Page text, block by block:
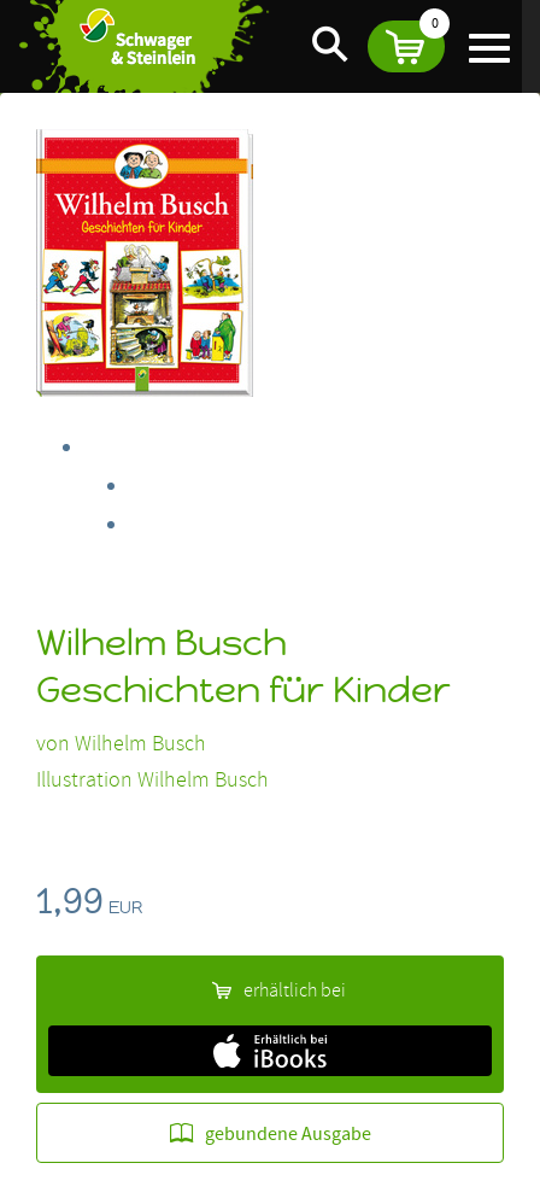
0
Wilhelm Busch
Geschichten für Kinder
von Wilhelm Busch
Illustration Wilhelm Busch
1,99 EUR
erhältlich bei
gebundene Ausgabe